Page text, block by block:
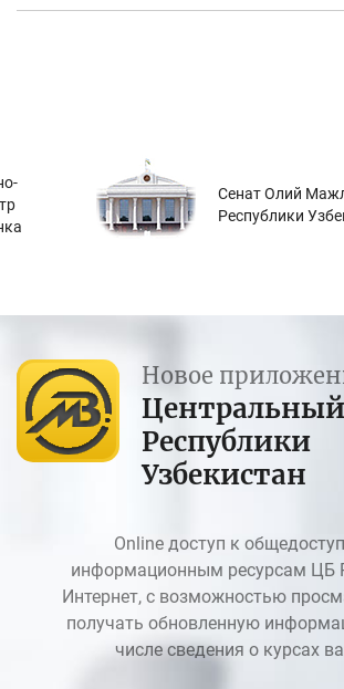
Сенат Олий
Республики
Новое
Республики
Узбекистан
Online доступ к
информационным ресурсам ЦБ
Интернет, с возможностью
получать обновленную
числе сведения о курсах